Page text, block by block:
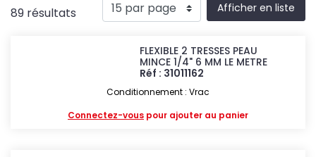
89 résultats Afficher en liste
FLEXIBLE 2 TRESSES PEAU
MINCE 1/4" 6 MM LE METRE
Réf : 31011162
Conditionnement : Vrac
Connectez-vous pour ajouter au panier